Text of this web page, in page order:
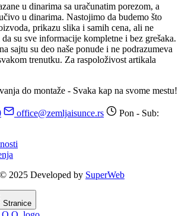
u dinarima sa uračunatim porezom, a
u dinarima. Nastojimo da budemo što
prikazu slika i samih cena, ali ne
su sve informacije kompletne i bez grešaka.
sajtu su deo naše ponude i ne podrazumeva
trenutku. Za raspoloživost artikala
do montaže - Svaka kap na svome mestu!
office@zemljaisunce.rs
Pon - Sub:
2025 Developed by SuperWeb
Stranice